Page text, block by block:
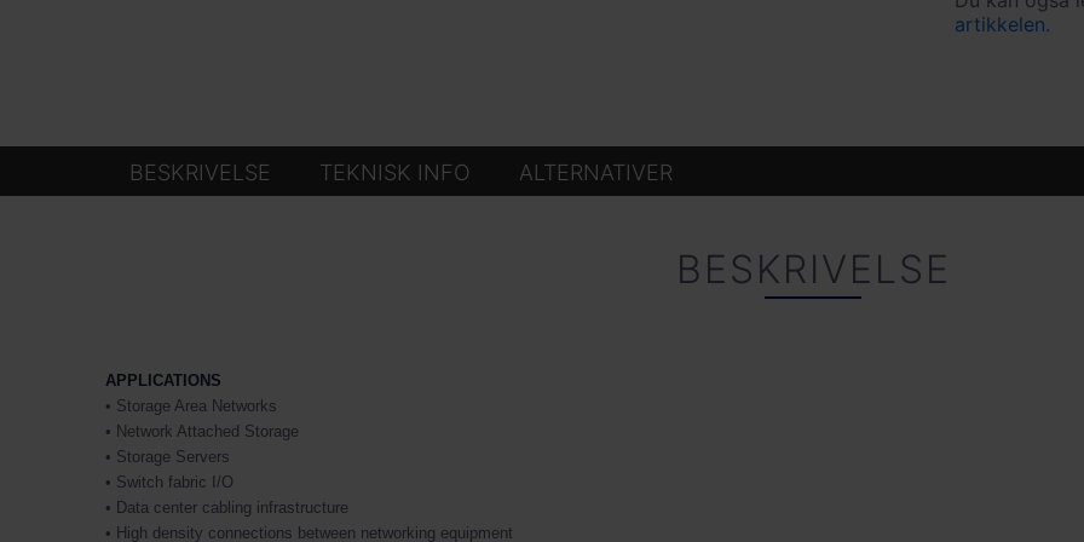
artikkelen.
BESKRIVELSE TEKNISK INFO ALTERNATIVER
BESKRIVELSE
APPLICATIONS
• Storage Area Networks
• Network Attached Storage
• Storage Servers
• Switch fabric I/O
• Data center cabling infrastructure
• High density connections between networking equipment